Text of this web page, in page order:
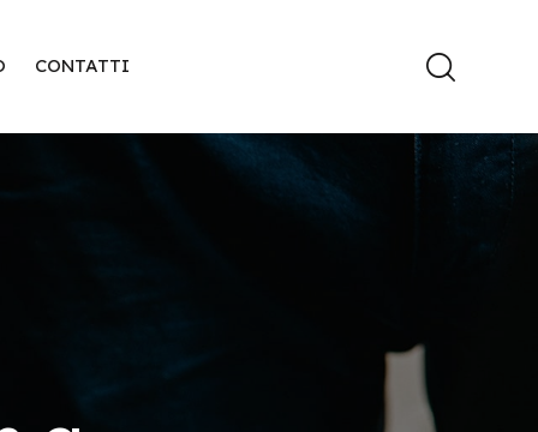
CONTATTI